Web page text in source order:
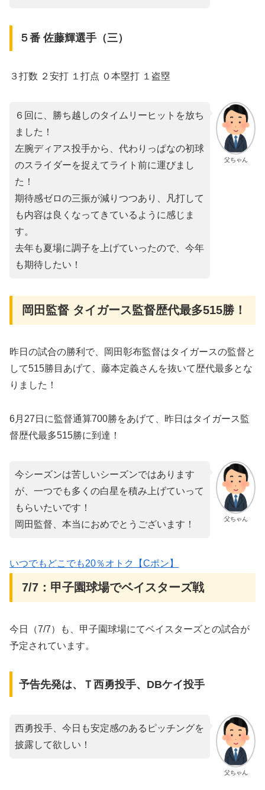
５番 佐藤輝選手（三）
３打数 ２安打 １打点 ０本塁打 １盗塁
父ちゃん
６回に、勝ち越しのタイムリーヒットを放ち
ました！
左腕ディアス投手から、代わりっぱなの初球
のスライダーを捉えてライト前に運びまし
た！
期待感ゼロの三振が減りつつあり、凡打して
も内容は良くなってきているように感じま
す。
去年も夏場に調子を上げていったので、今年
も期待したい！
岡田監督 タイガース監督歴代最多515勝！
昨日の試合の勝利で、岡田彰布監督はタイガースの監督と
して515勝目あげて、藤本定義さんを抜いて歴代最多とな
りました！
6月27日に監督通算700勝をあげて、昨日はタイガース監
督歴代最多515勝に到達！
父ちゃん
今シーズンは苦しいシーズンではあります
が、一つでも多くの白星を積み上げていって
もらいたいです！
岡田監督、本当におめでとうございます！
いつでもどこでも20％オトク【Cポン】
7/7：甲子園球場でベイスターズ戦
今日（7/7）も、甲子園球場にてベイスターズとの試合が
予定されています。
予告先発は、Ｔ西勇投手、DBケイ投手
父ちゃん
西勇投手、今日も安定感のあるピッチングを
披露して欲しい！